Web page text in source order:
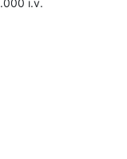
i.v.